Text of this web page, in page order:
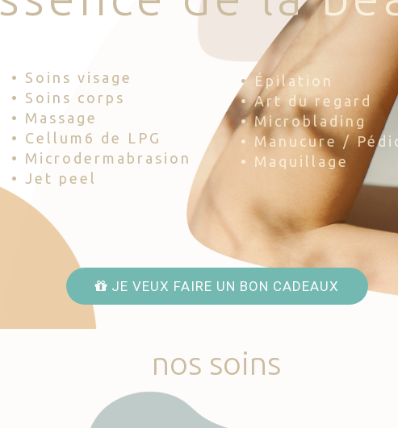
• Soins visage
• Soins corps
• Massage
• Cellum6 de LPG
• Microdermabrasion
• Jet peel
• Épilation
• Art du regard
• Microblading
• Manucure /
• Maquillage
JE VEUX FAIRE UN BON CADEAUX
nos soins